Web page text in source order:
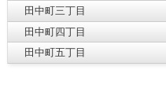
田中町三丁目
田中町四丁目
田中町五丁目